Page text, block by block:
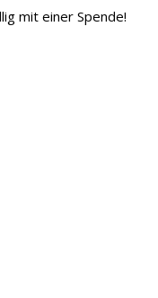
mit einer Spende!